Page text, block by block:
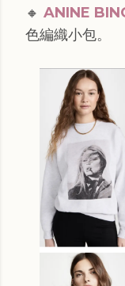
🔸 ANINE
色編織小包。